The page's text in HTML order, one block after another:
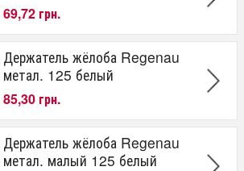
69,72 грн.
Держатель жёлоба Regenau
метал. 125 белый
85,30 грн.
Держатель жёлоба Regenau
метал. малый 125 белый